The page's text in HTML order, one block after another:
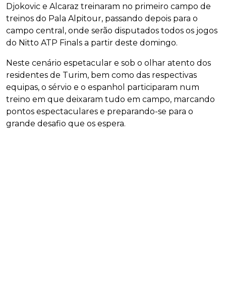
Djokovic e Alcaraz treinaram no primeiro campo de
treinos do Pala Alpitour, passando depois para o
campo central, onde serão disputados todos os jogos
do Nitto ATP Finals a partir deste domingo.
Neste cenário espetacular e sob o olhar atento dos
residentes de Turim, bem como das respectivas
equipas, o sérvio e o espanhol participaram num
treino em que deixaram tudo em campo, marcando
pontos espectaculares e preparando-se para o
grande desafio que os espera.